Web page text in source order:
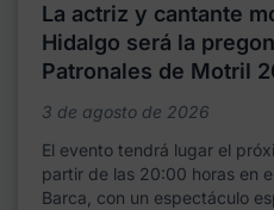
La actriz y cantante
Hidalgo será la
Patronales de Motril
3 de agosto de 2026
El evento tendrá lugar el
partir de las 20:00 horas en
Barca, con un espectáculo